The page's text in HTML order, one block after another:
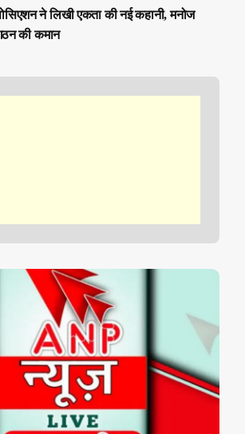
ने लिखी एकता की नई कहानी, मनोज
की कमान